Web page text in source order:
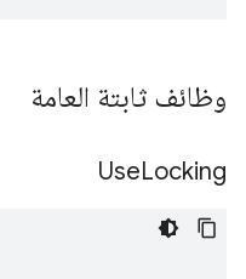
وظائف ثابتة العامة
UseLocking